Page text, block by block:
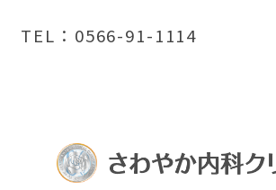
TEL：0566-91-1114